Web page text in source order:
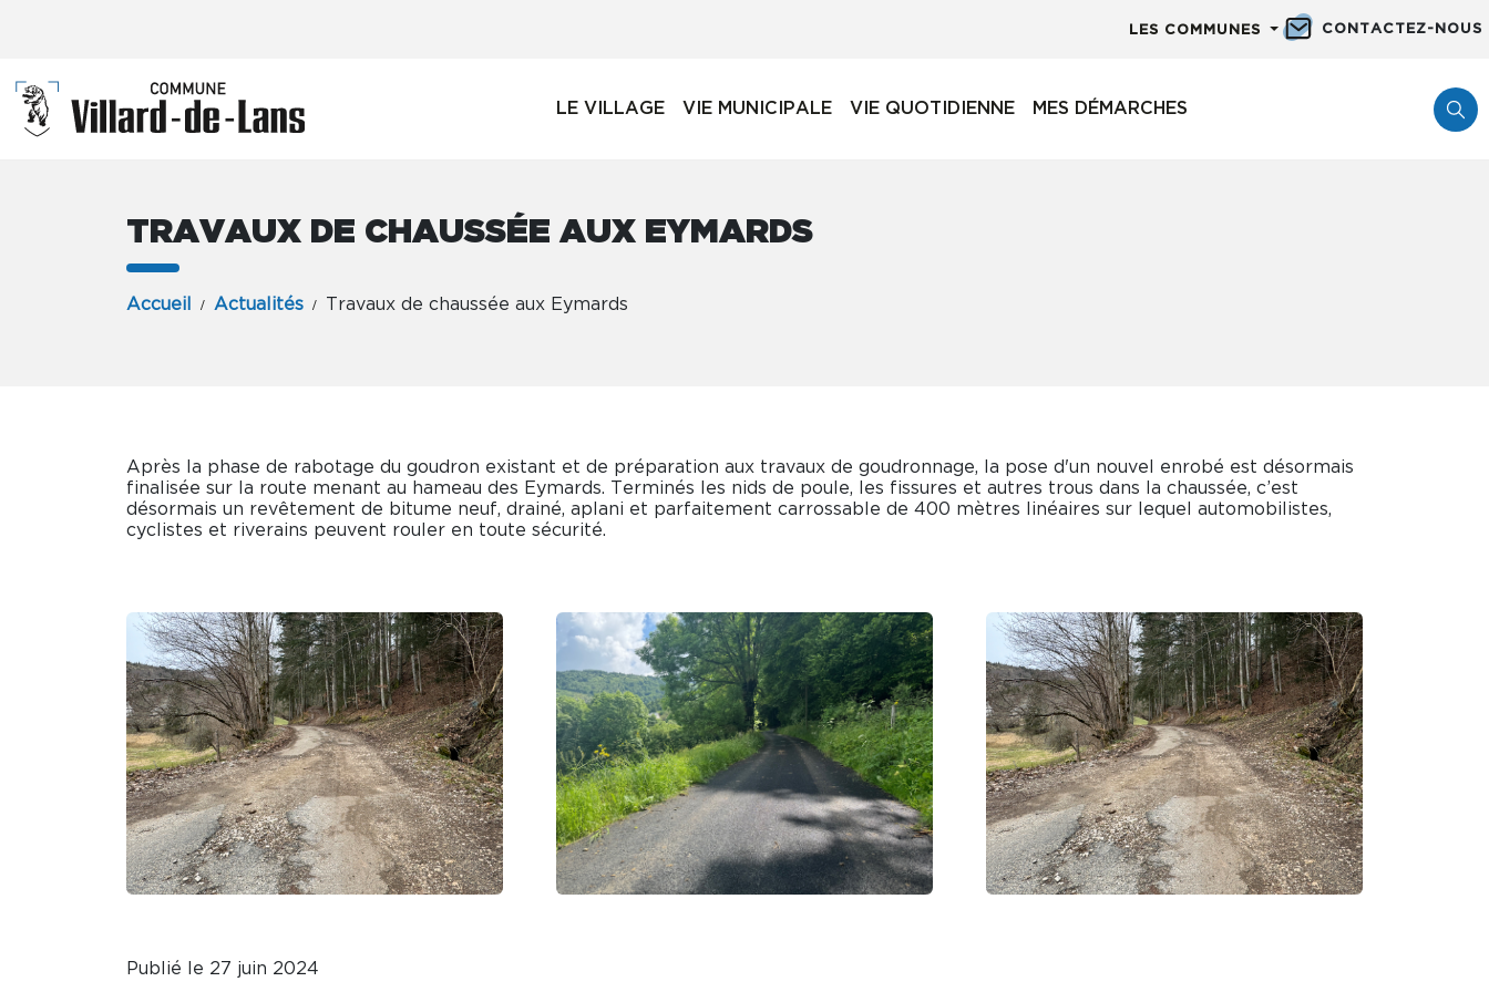
LES COMMUNES CONTACTEZ-NOUS
LE VILLAGE VIE MUNICIPALE VIE QUOTIDIENNE MES DÉMARCHES
TRAVAUX DE CHAUSSÉE AUX EYMARDS
Accueil Actualités Travaux de chaussée aux Eymards
Après la phase de rabotage du goudron existant et de préparation aux travaux de goudronnage, la pose d'un nouvel enrobé est désormais
finalisée sur la route menant au hameau des Eymards. Terminés les nids de poule, les fissures et autres trous dans la chaussée, c’est
désormais un revêtement de bitume neuf, drainé, aplani et parfaitement carrossable de 400 mètres linéaires sur lequel automobilistes,
cyclistes et riverains peuvent rouler en toute sécurité.
Publié le 27 juin 2024